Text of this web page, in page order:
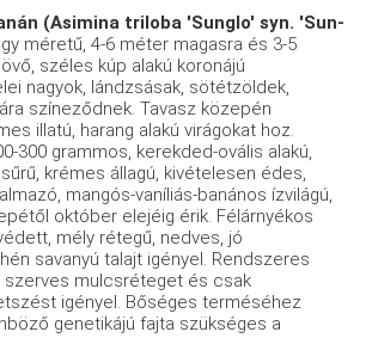
(Asimina triloba 'Sunglo' syn. 'Sun-
méretű, 4-6 méter magasra és 3-5
széles kúp alakú koronájú
nagyok, lándzsásak, sötétzöldek,
színeződnek. Tavasz közepén
illatú, harang alakú virágokat hoz.
300 grammos, kerekded-ovális alakú,
krémes állagú, kivételesen édes,
mangós-vaníliás-banános ízvilágú,
október elejéig érik. Félárnyékos
mély rétegű, nedves, jó
savanyú talajt igényel. Rendszeres
szerves mulcsréteget és csak
igényel. Bőséges terméséhez
genetikájú fajta szükséges a